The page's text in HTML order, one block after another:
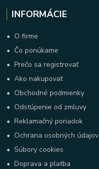
INFORMÁCIE
• O firme
• Čo ponúkame
•Prečo sa registrovať
•Ako nakupovať
• Obchodné podmienky
• Odstúpenie od zmluvy
•Reklamačný poriadok
• Ochrana osobných údajov
•Súbory cookies
•Doprava a platba